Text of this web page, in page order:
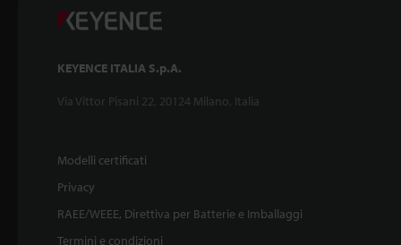
KEYENCE ITALIA S.p.A.
Via Vittor Pisani 22, 20124 Milano, Italia
Modelli certificati
Privacy
RAEE/WEEE, Direttiva per Batterie e Imballaggi
Termini e condizioni